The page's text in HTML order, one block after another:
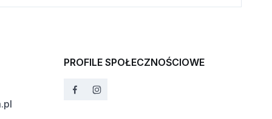
PROFILE SPOŁECZNOŚCIOWE